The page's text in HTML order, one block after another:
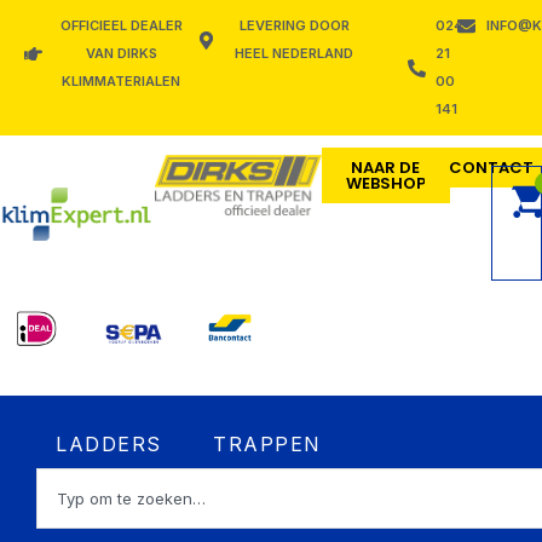
OFFICIEEL DEALER
VAN DIRKS
KLIMMATERIALEN
LEVERING DOOR
HEEL NEDERLAND
024
21
00
141
NAAR DE
WEBSHOP
CONTACT
LADDERS Open LADDERS
TRAPPEN